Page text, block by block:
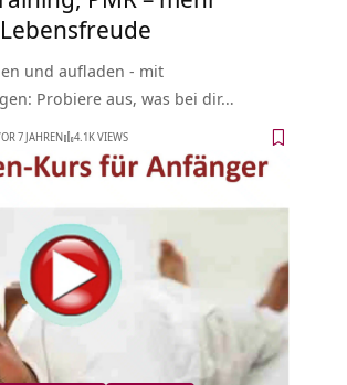
und aufladen - mit
Probiere aus, was bei dir…
7 JAHREN 4.1K VIEWS